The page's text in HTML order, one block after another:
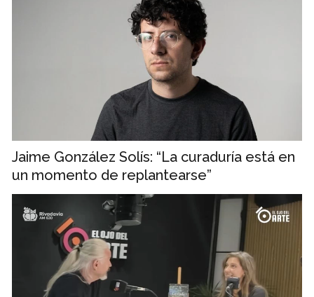
Jaime González Solís: “La curaduría está en
un momento de replantearse”